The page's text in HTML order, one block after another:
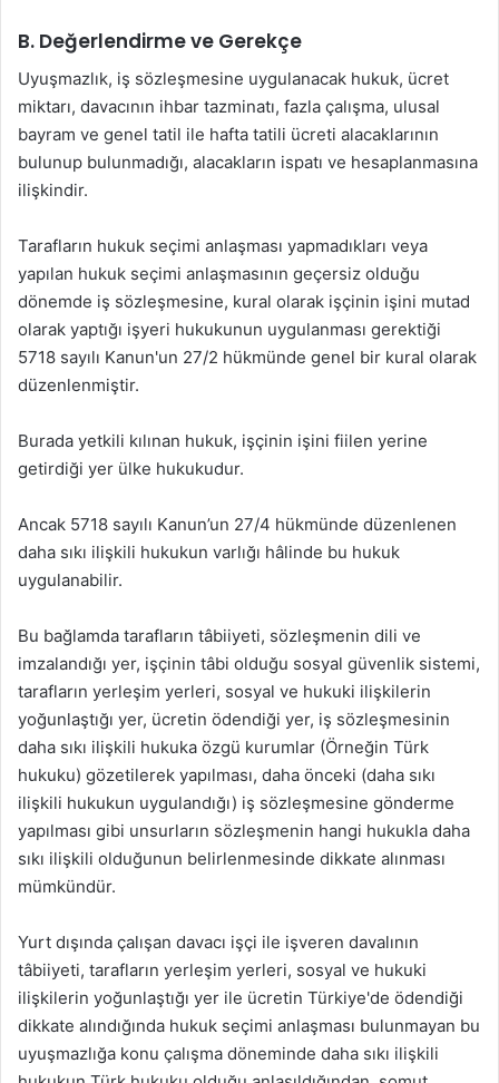
B. Değerlendirme ve Gerekçe
Uyuşmazlık, iş sözleşmesine uygulanacak hukuk, ücret
miktarı, davacının ihbar tazminatı, fazla çalışma, ulusal
bayram ve genel tatil ile hafta tatili ücreti alacaklarının
bulunup bulunmadığı, alacakların ispatı ve hesaplanmasına
ilişkindir.
Tarafların hukuk seçimi anlaşması yapmadıkları veya
yapılan hukuk seçimi anlaşmasının geçersiz olduğu
dönemde iş sözleşmesine, kural olarak işçinin işini mutad
olarak yaptığı işyeri hukukunun uygulanması gerektiği
5718 sayılı Kanun'un 27/2 hükmünde genel bir kural olarak
düzenlenmiştir.
Burada yetkili kılınan hukuk, işçinin işini fiilen yerine
getirdiği yer ülke hukukudur.
Ancak 5718 sayılı Kanun’un 27/4 hükmünde düzenlenen
daha sıkı ilişkili hukukun varlığı hâlinde bu hukuk
uygulanabilir.
Bu bağlamda tarafların tâbiiyeti, sözleşmenin dili ve
imzalandığı yer, işçinin tâbi olduğu sosyal güvenlik sistemi,
tarafların yerleşim yerleri, sosyal ve hukuki ilişkilerin
yoğunlaştığı yer, ücretin ödendiği yer, iş sözleşmesinin
daha sıkı ilişkili hukuka özgü kurumlar (Örneğin Türk
hukuku) gözetilerek yapılması, daha önceki (daha sıkı
ilişkili hukukun uygulandığı) iş sözleşmesine gönderme
yapılması gibi unsurların sözleşmenin hangi hukukla daha
sıkı ilişkili olduğunun belirlenmesinde dikkate alınması
mümkündür.
Yurt dışında çalışan davacı işçi ile işveren davalının
tâbiiyeti, tarafların yerleşim yerleri, sosyal ve hukuki
ilişkilerin yoğunlaştığı yer ile ücretin Türkiye'de ödendiği
dikkate alındığında hukuk seçimi anlaşması bulunmayan bu
uyuşmazlığa konu çalışma döneminde daha sıkı ilişkili